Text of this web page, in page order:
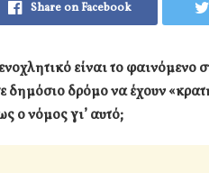
Share on Facebook
είναι το φαινόμενο
δημόσιο δρόμο να έχουν
ο νόμος γι’ αυτό;